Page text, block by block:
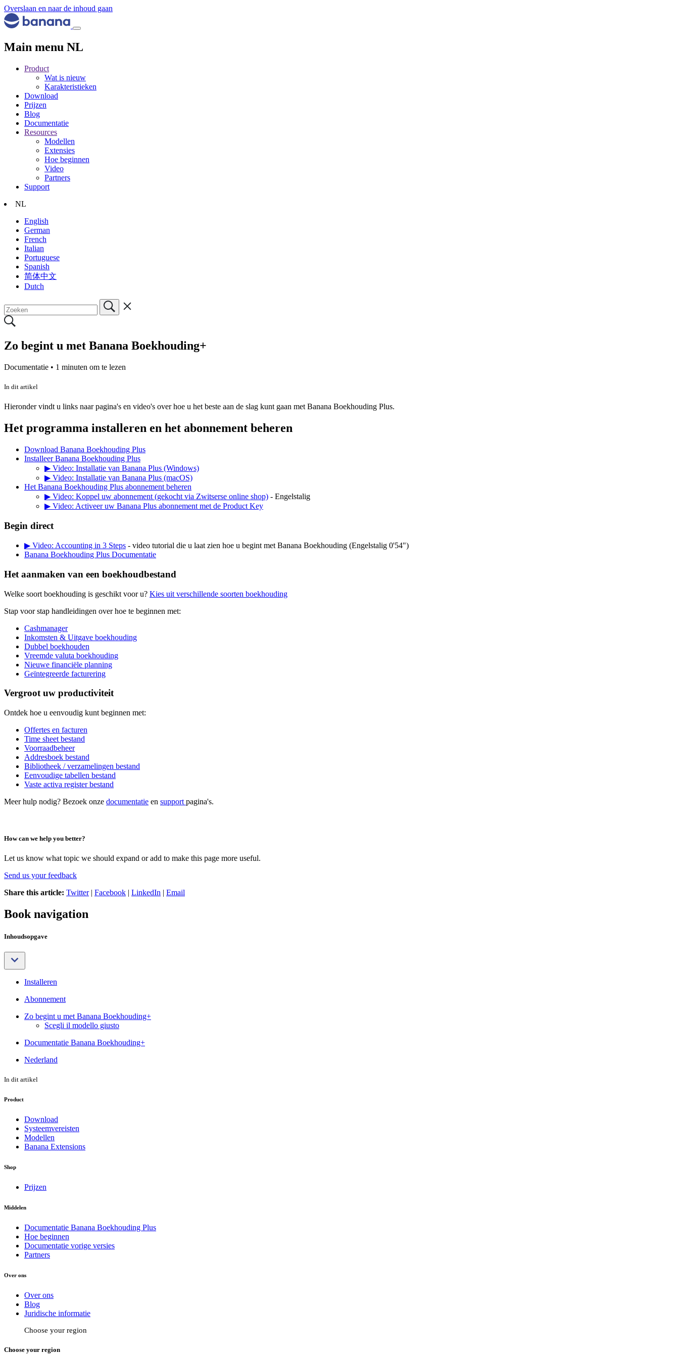
Overslaan en naar de inhoud gaan
Main menu NL
Product
Wat is nieuw
Karakteristieken
Download
Prijzen
Blog
Documentatie
Resources
Modellen
Extensies
Hoe beginnen
Video
Partners
Support
NL
English
German
French
Italian
Portuguese
Spanish
简体中文
Dutch
Zo begint u met Banana Boekhouding+
Documentatie • 1 minuten om te lezen
In dit artikel
Hieronder vindt u links naar pagina's en video's over hoe u het beste aan de slag kunt gaan met Banana Boekhouding Plus.
Het programma installeren en het abonnement beheren
Download Banana Boekhouding Plus
Installeer Banana Boekhouding Plus
▶ Video: Installatie van Banana Plus (Windows)
▶ Video: Installatie van Banana Plus (macOS)
Het Banana Boekhouding Plus abonnement beheren
▶ Video: Koppel uw abonnement (gekocht via Zwitserse online shop) - Engelstalig
▶ Video: Activeer uw Banana Plus abonnement met de Product Key
Begin direct
▶ Video: Accounting in 3 Steps - video tutorial die u laat zien hoe u begint met Banana Boekhouding (Engelstalig 0'54")
Banana Boekhouding Plus Documentatie
Het aanmaken van een boekhoudbestand
Welke soort boekhouding is geschikt voor u? Kies uit verschillende soorten boekhouding
Stap voor stap handleidingen over hoe te beginnen met:
Cashmanager
Inkomsten & Uitgave boekhouding
Dubbel boekhouden
Vreemde valuta boekhouding
Nieuwe financiële planning
Geïntegreerde facturering
Vergroot uw productiviteit
Ontdek hoe u eenvoudig kunt beginnen met:
Offertes en facturen
Time sheet bestand
Voorraadbeheer
Addresboek bestand
Bibliotheek / verzamelingen bestand
Eenvoudige tabellen bestand
Vaste activa register bestand
Meer hulp nodig? Bezoek onze documentatie en support pagina's.
How can we help you better?
Let us know what topic we should expand or add to make this page more useful.
Send us your feedback
Share this article: Twitter| Facebook | LinkedIn | Email
Book navigation
Inhoudsopgave
Installeren
Abonnement
Zo begint u met Banana Boekhouding+
Scegli il modello giusto
Documentatie Banana Boekhouding+
Nederland
In dit artikel
Product
Download
Systeemvereisten
Modellen
Banana Extensions
Shop
Prijzen
Middelen
Documentatie Banana Boekhouding Plus
Hoe beginnen
Documentatie vorige versies
Partners
Over ons
Over ons
Blog
Juridische informatie
Choose your region
Choose your region